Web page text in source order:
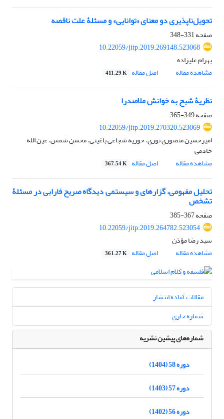
تحویل‌ناپذیری دو معنای «توانایی» و مسئلۀ علت ناقصه
صفحه331-348
10.22059/jitp.2019.269148.523068
بهرام علیزاده
مشاهده مقاله
اصل مقاله 411.29 K
نظریۀ شبح به خوانش ملاصدرا
صفحه349-365
10.22059/jitp.2019.270320.523069
امیرحسین منصوری نوری، حوریه شجاعی باغینی، محسن شمس، عین الله
خادمی
مشاهده مقاله
اصل مقاله 367.54 K
تحلیل مفهومی، گزارهای و سیستمی دیدگاه صریح فارابی در مسئلۀ
تشخص
صفحه367-385
10.22059/jitp.2019.264782.523054
سید رضا مؤذن
مشاهده مقاله
اصل مقاله 361.27 K
مقالات آماده انتشار
شماره جاری
شماره‌های پیشین نشریه
دوره 58 (1404)
دوره 57 (1403)
دوره 56 (1402)